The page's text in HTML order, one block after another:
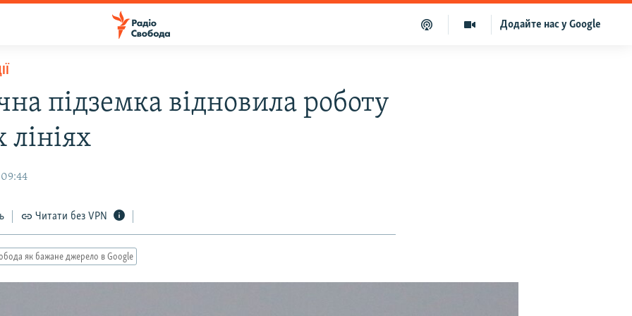
Додайте нас у Google
підземка відновила роботу
лініях
Читати без VPN
як бажане джерело в Google